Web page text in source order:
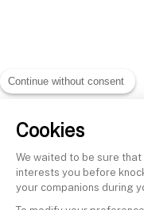
Continue without consent
Cookies
We waited to be sure
interests you before
your companions during